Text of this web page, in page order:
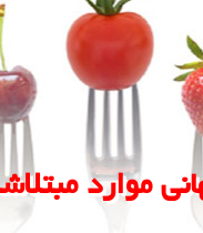
موارد